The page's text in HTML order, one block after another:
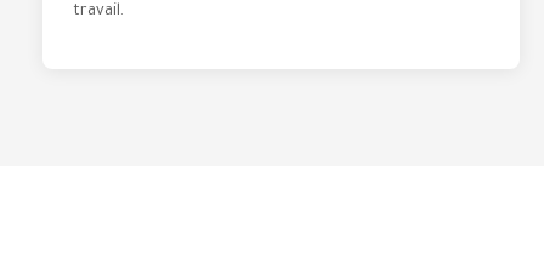
travail.